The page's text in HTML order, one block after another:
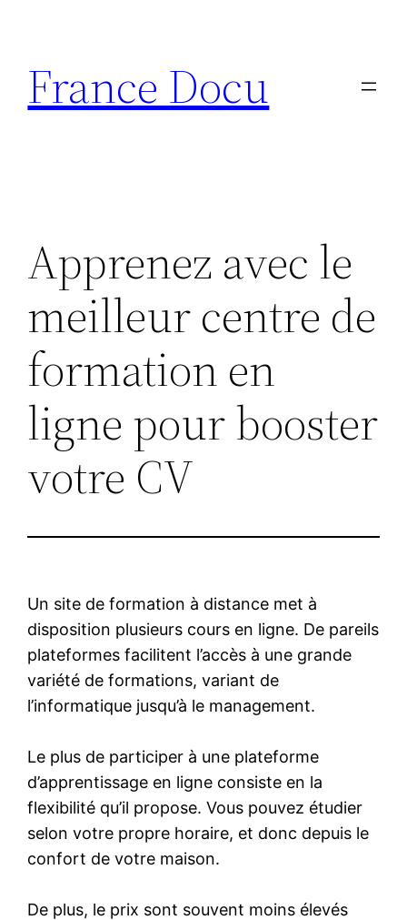
contenu
France Docu
Apprenez avec le
meilleur centre de
formation en
ligne pour booster
votre CV
Un site de formation à distance met à
disposition plusieurs cours en ligne. De pareils
plateformes facilitent l’accès à une grande
variété de formations, variant de
l’informatique jusqu’à le management.
Le plus de participer à une plateforme
d’apprentissage en ligne consiste en la
flexibilité qu’il propose. Vous pouvez étudier
selon votre propre horaire, et donc depuis le
confort de votre maison.
De plus, le prix sont souvent moins élevés